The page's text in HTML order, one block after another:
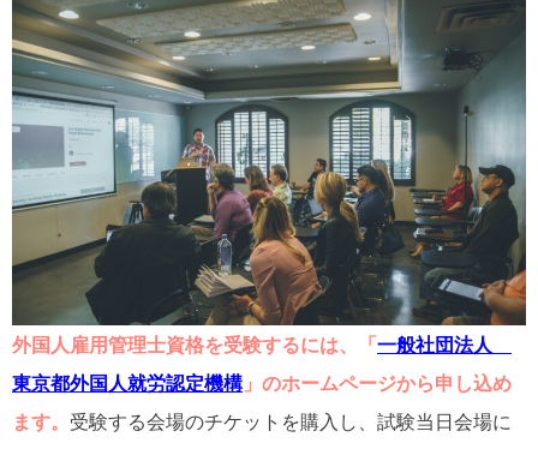
外国人雇用管理士資格を受験するには、「 一般社団法人
東京都外国人就労認定機構 」のホームページから申し込め
ます。 受験する会場のチケットを購入し、試験当日会場に